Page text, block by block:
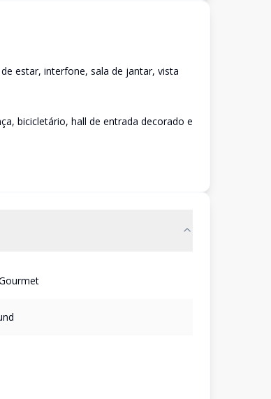
estar, interfone, sala de jantar, vista
bicicletário, hall de entrada decorado e